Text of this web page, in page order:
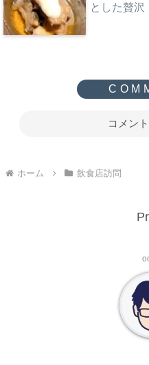
とした贅
コメン
ホーム 飲食店訪問